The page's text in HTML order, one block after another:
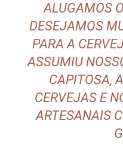
ALUGAMOS
DESEJAMOS
PARA A
ASSUMIU
CAPITOSA,
CERVEJAS E
ARTESANAIS